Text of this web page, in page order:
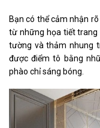
Bạn có thể cảm nhận
từ những họa tiết trang
tường và thảm nhung
được điểm tô bằng
phào chỉ sáng bóng.